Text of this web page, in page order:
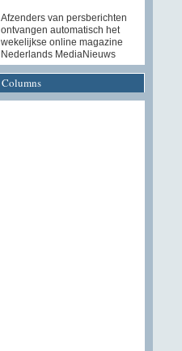
Afzenders van persberichten
ontvangen automatisch het
wekelijkse online magazine
Nederlands MediaNieuws
Columns